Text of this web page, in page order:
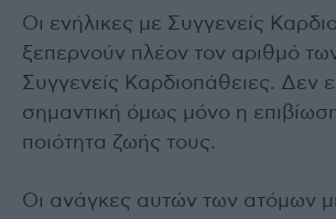
Οι ενήλικες με Συγγενείς
ξεπερνούν πλέον τον αριθμό
Συγγενείς Καρδιοπάθειες. Δεν
σημαντική όμως μόνο η
ποιότητα ζωής τους.
Οι ανάγκες αυτών των ατόμων